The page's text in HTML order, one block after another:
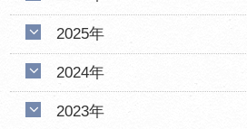
2025年
2024年
2023年